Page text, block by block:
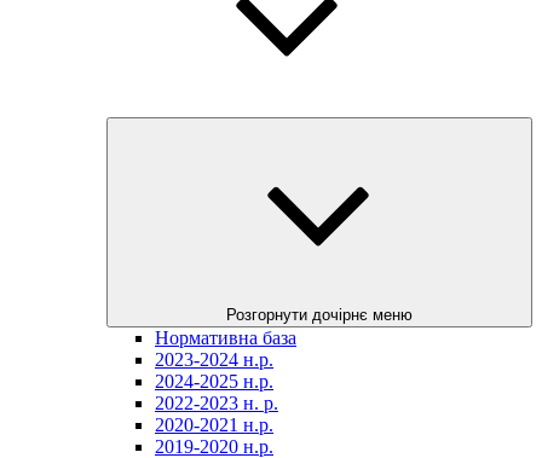
Розгорнути дочірнє меню
Нормативна база
2023-2024 н.р.
2024-2025 н.р.
2022-2023 н. р.
2020-2021 н.р.
2019-2020 н.р.